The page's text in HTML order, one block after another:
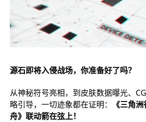
源石即将入侵战场，你准备好了吗？
从神秘符号亮相，到皮肤数据曝光、
略引导，一切迹象都在证明：
《三角
舟》联动箭在弦上！